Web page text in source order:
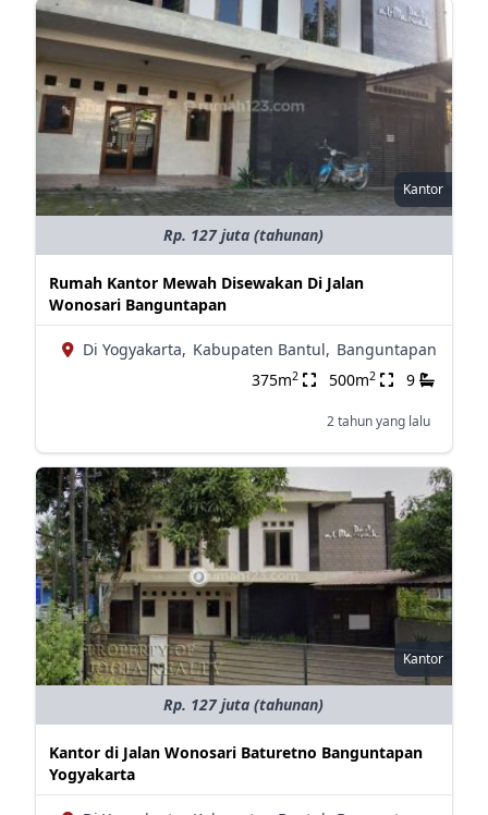
Kantor
Rp. 127 juta (tahunan)
Rumah Kantor Mewah Disewakan Di Jalan
Wonosari Banguntapan
Di Yogyakarta, Kabupaten Bantul, Banguntapan
375m2 500m2 9
2 tahun yang lalu
Kantor
Rp. 127 juta (tahunan)
Kantor di Jalan Wonosari Baturetno Banguntapan
Yogyakarta